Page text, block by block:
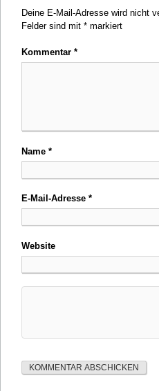
Deine E-Mail-Adresse wird nicht
Felder sind mit * markiert
Kommentar *
Name *
E-Mail-Adresse *
Website